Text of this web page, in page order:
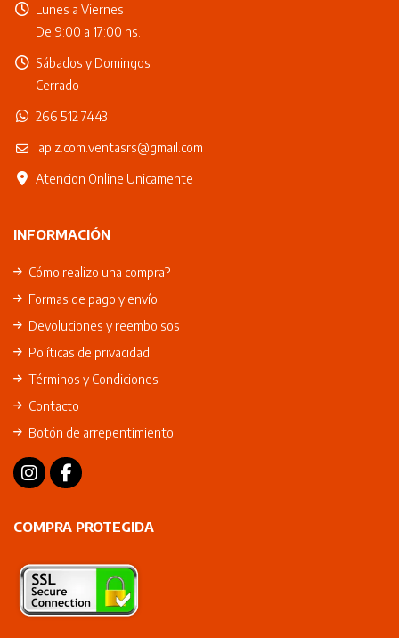
Lunes a Viernes
De 9:00 a 17:00 hs.
Sábados y Domingos
Cerrado
266 512 7443
lapiz.com.ventasrs@gmail.com
Atencion Online Unicamente
INFORMACIÓN
Cómo realizo una compra?
Formas de pago y envío
Devoluciones y reembolsos
Políticas de privacidad
Términos y Condiciones
Contacto
Botón de arrepentimiento
COMPRA PROTEGIDA